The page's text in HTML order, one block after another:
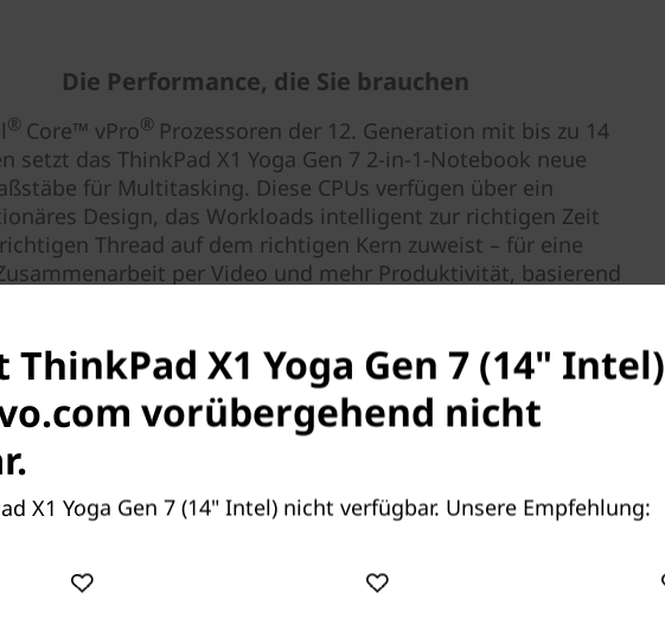
Die Performance, die Sie brauchen
® Core™ vPro® Prozessoren der 12. Generation mit bis zu 14
setzt das ThinkPad X1 Yoga Gen 7 2-in-1-Notebook neue
für Multitasking. Diese CPUs verfügen über ein
Design, das Workloads intelligent zur richtigen Zeit
Thread auf dem richtigen Kern zuweist – für eine
per Video und mehr Produktivität, basierend
ThinkPad X1 Yoga Gen 7 (14" Intel)
vorübergehend nicht
X1 Yoga Gen 7 (14" Intel) nicht verfügbar. Unsere Empfehlung: